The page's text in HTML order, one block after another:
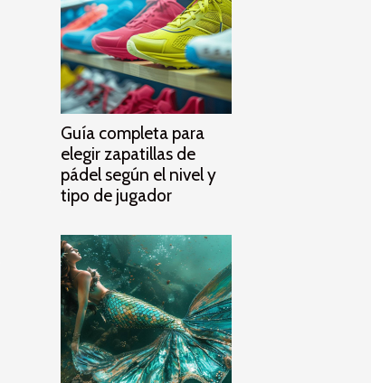
Guía completa para
elegir zapatillas de
pádel según el nivel y
tipo de jugador